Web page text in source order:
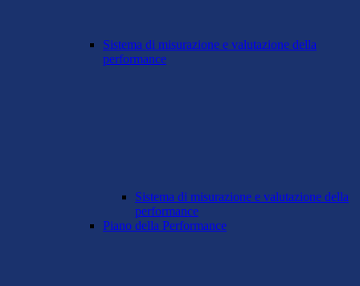
Sistema di misurazione e valutazione della
performance
Sistema di misurazione e valutazione della
performance
Piano della Performance